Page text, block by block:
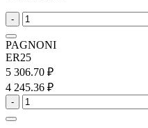
-
PAGNONI
ER25
5 306.70 ₽
4 245.36 ₽
-